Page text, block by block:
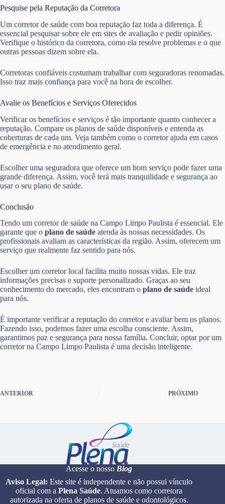
Pesquise pela Reputação da Corretora
Um corretor de saúde com boa reputação faz toda a diferença. É
essencial pesquisar sobre ele em sites de avaliação e pedir opiniões.
Verifique o histórico da corretora, como ela resolve problemas e o que
outras pessoas dizem sobre ela.
Corretoras confiáveis costumam trabalhar com seguradoras renomadas.
Isso traz mais confiança para você na hora de escolher.
Avalie os Benefícios e Serviços Oferecidos
Verificar os benefícios e serviços é tão importante quanto conhecer a
reputação. Compare os planos de saúde disponíveis e entenda as
coberturas de cada um. Veja também como o corretor ajuda em casos
de emergência e no atendimento geral.
Escolher uma seguradora que oferece um bom serviço pode fazer uma
grande diferença. Assim, você terá mais tranquilidade e segurança ao
usar o seu plano de saúde.
Conclusão
Tendo um corretor de saúde na Campo Limpo Paulista é essencial. Ele
garante que o plano de saúde atenda às nossas necessidades. Os
profissionais avaliam as características da região. Assim, oferecem um
serviço que realmente faz sentido para nós.
Escolher um corretor local facilita muito nossas vidas. Ele traz
informações precisas e suporte personalizado. Graças ao seu
conhecimento do mercado, eles encontram o plano de saúde ideal
para nós.
É importante verificar a reputação do corretor e avaliar bem os planos.
Fazendo isso, podemos fazer uma escolha consciente. Assim,
garantimos paz e segurança para nossa família. Concluir, optar por um
corretor na Campo Limpo Paulista é uma decisão inteligente.
ANTERIOR PRÓXIMO
Acesse o nosso Blog
Aviso Legal: Este site é independente e não possui vínculo
oficial com aPlena Saúde. Atuamos como corretora
autorizada na oferta de planos de saúde e odontológicos.